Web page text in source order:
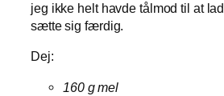
jeg ikke helt havde tålmod til at
sætte sig færdig.
Dej:
160 g mel